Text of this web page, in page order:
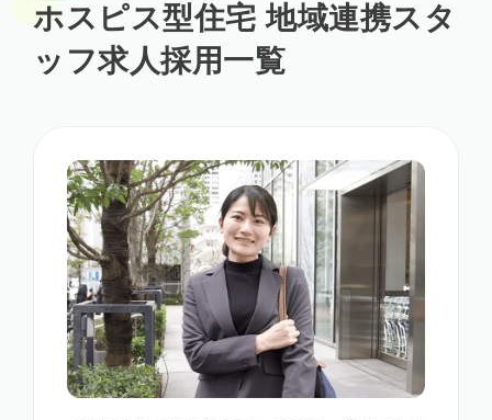
ホスピス型住宅 地域連携スタ
ッフ求人採用一覧